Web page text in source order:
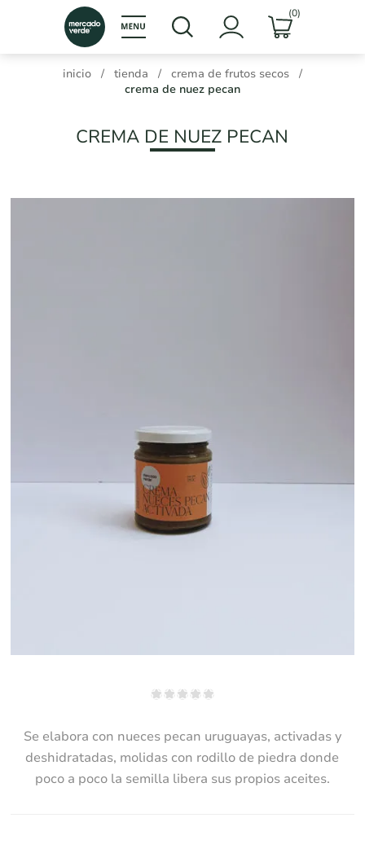
(0)
inicio / tienda / crema de frutos secos
/
crema de nuez pecan
CREMA DE NUEZ PECAN
Se elabora con nueces pecan uruguayas, activadas y
deshidratadas, molidas con rodillo de piedra donde
poco a poco la semilla libera sus propios aceites.